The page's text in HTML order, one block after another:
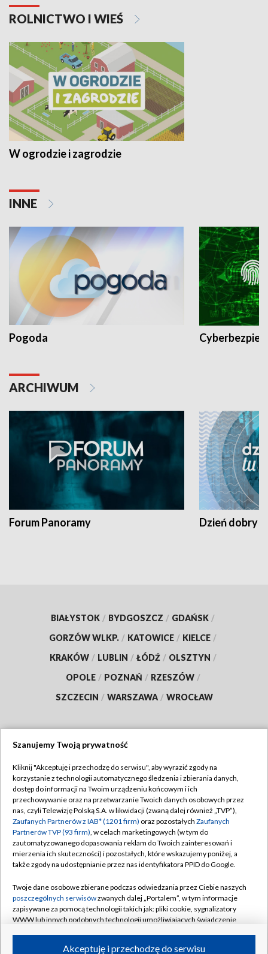
ROLNICTWO I WIEŚ
W ogrodzie i zagrodzie
INNE
Pogoda
ARCHIWUM
Forum Panoramy Dzień dobry
BIAŁYSTOK / BYDGOSZCZ / GDAŃSK /
GORZÓW WLKP. / KATOWICE / KIELCE /
KRAKÓW / LUBLIN / ŁÓDŹ / OLSZTYN /
OPOLE / POZNAŃ / RZESZÓW /
SZCZECIN / WARSZAWA / WROCŁAW
TVP
Abonament TVP
Emisja w TVP
Centrum informacji TVP
Naziemna Telewizja Cyfrowa
Rada Programowa
System NOS
Informacje o nadawcy
Regulamin TVP
Polityka prywatności
Moje zgody
Pomoc
Kontakt
Kanały
Szanujemy Twoją prywatność
Kliknij "Akceptuję i przechodzę do serwisu", aby wyrazić zgody na
korzystanie z technologii automatycznego śledzenia i zbierania danych,
dostęp do informacji na Twoim urządzeniu końcowym i ich
przechowywanie oraz na przetwarzanie Twoich danych osobowych przez
nas, czyli Telewizję Polską S.A. w likwidacji (zwaną dalej również „TVP”),
Zaufanych Partnerów z IAB* (1201 firm) oraz pozostałych Zaufanych
Partnerów TVP (93 firm), w celach marketingowych (w tym do
zautomatyzowanego dopasowania reklam do Twoich zainteresowań i
mierzenia ich skuteczności) i pozostałych, które wskazujemy poniżej, a
także zgody na udostępnianie przez nas identyfikatora PPID do Google.
Twoje dane osobowe zbierane podczas odwiedzania przez Ciebie naszych
poszczególnych serwisówzwanych dalej „Portalem”, w tym informacje
zapisywane za pomocą technologii takich jak: pliki cookie, sygnalizatory
WWW lub innych podobnych technologii umożliwiających świadczenie
ruchu w Internecie.Akceptuję i przechodzę do serwisu